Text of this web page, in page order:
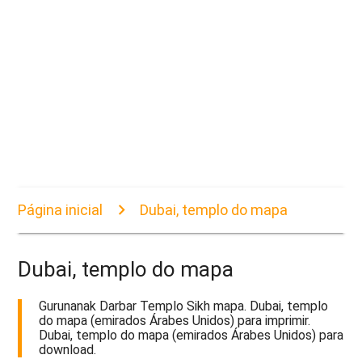
Página inicial Dubai, templo do mapa
Dubai, templo do mapa
Gurunanak Darbar Templo Sikh mapa. Dubai, templo
do mapa (emirados Árabes Unidos) para imprimir.
Dubai, templo do mapa (emirados Árabes Unidos) para
download.